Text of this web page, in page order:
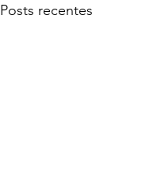
Posts recentes